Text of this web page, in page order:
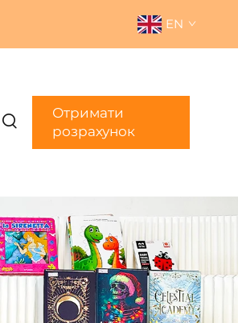
EN
Отримати
розрахунок